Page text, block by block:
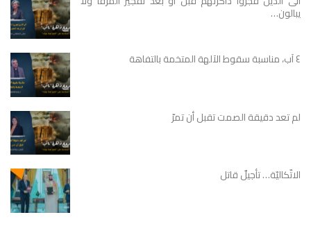
يبالون…
٤ آب، مناسبة سقوط الآلهة المتخمة بالتفاهة
لم تعد دقيقة الصمت تقبل أن تمرّ
الاتّكاليّة… تأجيلٌ قاتل